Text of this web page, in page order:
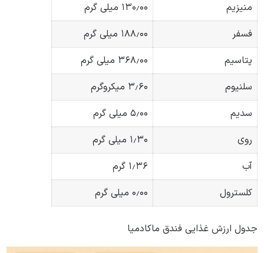
منیزیم
۱۳۰٫۰۰ میلی گرم
فسفر
۱۸۸٫۰۰ میلی گرم
پتاسیم
۳۶۸٫۰۰ میلی گرم
سلنیوم
۳٫۶۰ میکروگرم
سدیم
۵٫۰۰ میلی گرم
روی
۱٫۳۰ میلی گرم
آب
۱٫۳۶ گرم
کلسترول
۰٫۰۰ میلی گرم
جدول ارزش غذایی فندق ماکادمیا